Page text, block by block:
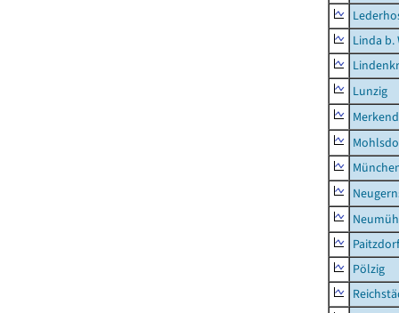
Linda b.
Lunzig
Paitzdorf
Pölzig